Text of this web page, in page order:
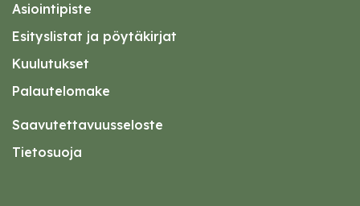
Asiointipiste
Esityslistat ja pöytäkirjat
Kuulutukset
Palautelomake
Saavutettavuusseloste
Tietosuoja